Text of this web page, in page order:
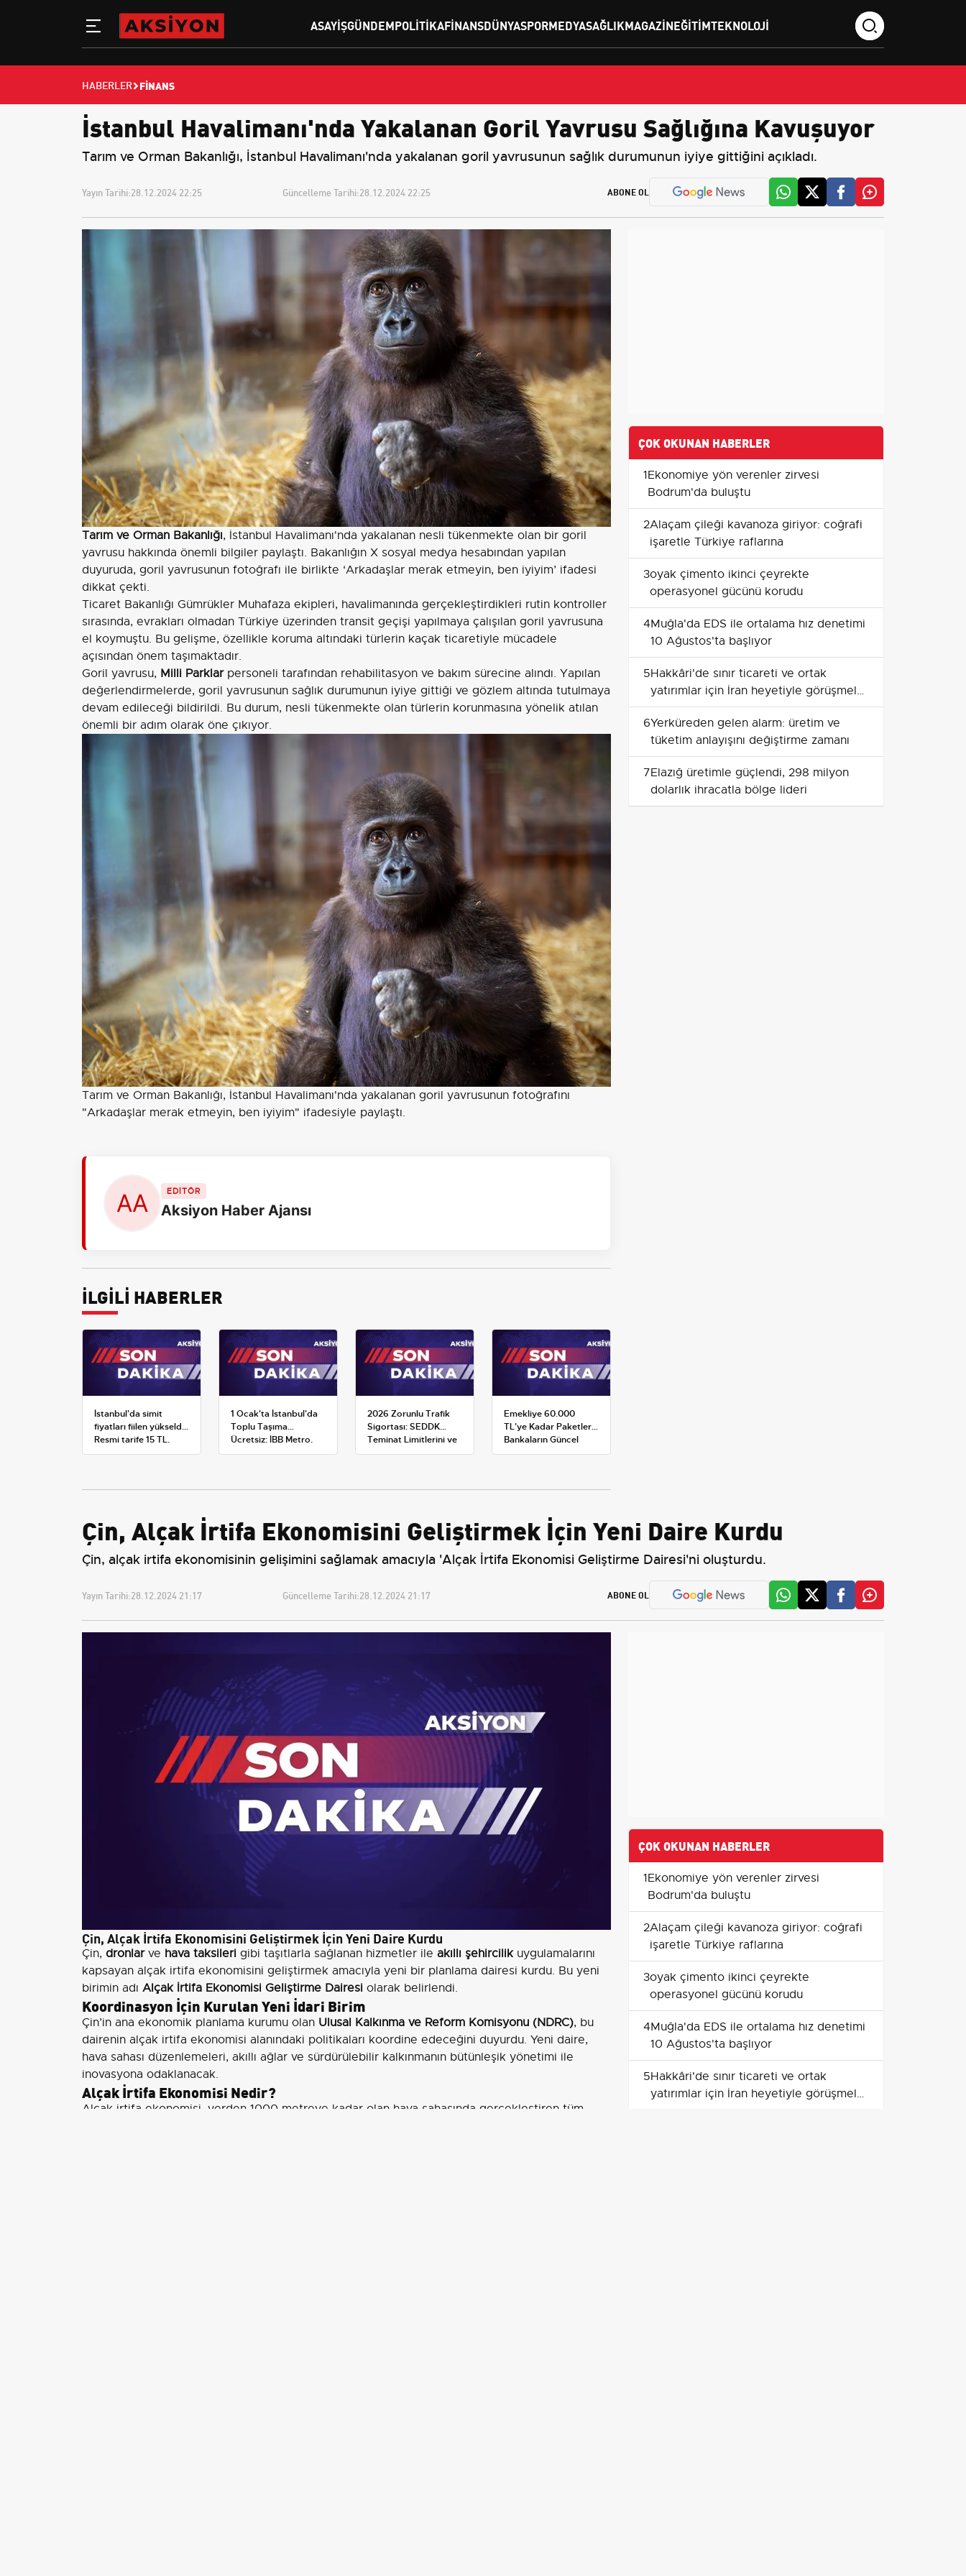
ASAYIŞGÜNDEMPOLITIKAFINANSDÜNYASPORMEDYASAĞLIKMAGAZINEĞITIMTEKNOLOJI
HABERLER FINANS
İstanbul Havalimanı'nda Yakalanan Goril Yavrusu Sağlığına Kavuşuyor
Tarım ve Orman Bakanlığı, İstanbul Havalimanı'nda yakalanan goril yavrusunun sağlık durumunun iyiye gittiğini açıkladı.
Yayın Tarihi:28.12.2024 22:25 Güncelleme Tarihi:28.12.2024 22:25 ABONE OL
Tarım ve Orman Bakanlığı, İstanbul Havalimanı'nda yakalanan nesli tükenmekte olan bir goril
yavrusu hakkında önemli bilgiler paylaştı. Bakanlığın X sosyal medya hesabından yapılan
duyuruda, goril yavrusunun fotoğrafı ile birlikte ‘Arkadaşlar merak etmeyin, ben iyiyim’ ifadesi
dikkat çekti.
Ticaret Bakanlığı Gümrükler Muhafaza ekipleri, havalimanında gerçekleştirdikleri rutin kontroller
sırasında, evrakları olmadan Türkiye üzerinden transit geçişi yapılmaya çalışılan goril yavrusuna
el koymuştu. Bu gelişme, özellikle koruma altındaki türlerin kaçak ticaretiyle mücadele
açısından önem taşımaktadır.
Goril yavrusu, Milli Parklarpersoneli tarafından rehabilitasyon ve bakım sürecine alındı. Yapılan
değerlendirmelerde, goril yavrusunun sağlık durumunun iyiye gittiği ve gözlem altında tutulmaya
devam edileceği bildirildi. Bu durum, nesli tükenmekte olan türlerin korunmasına yönelik atılan
önemli bir adım olarak öne çıkıyor.
Tarım ve Orman Bakanlığı, İstanbul Havalimanı'nda yakalanan goril yavrusunun fotoğrafını
"Arkadaşlar merak etmeyin, ben iyiyim" ifadesiyle paylaştı.
EDİTÖR
Aksiyon Haber Ajansı
İLGİLİ HABERLER
İstanbul'da simit
fiyatları fiilen yükseldi:
Resmi tarife 15 TL,
satışlar 20-25 TL'ye
1 Ocak'ta İstanbul'da
Toplu Taşıma
Ücretsiz: İBB Metro,
Metrobüs ve Otobüs
2026 Zorunlu Trafik
Sigortası: SEDDK
Teminat Limitlerini ve
Çoklu Araç Tarifesini
Emekliye 60.000
TL'ye Kadar Paketler:
Bankaların Güncel
Promosyon ve Ek
ÇOK OKUNAN HABERLER
1Ekonomiye yön verenler zirvesi
Bodrum'da buluştu
2Alaçam çileği kavanoza giriyor: coğrafi
işaretle Türkiye raflarına
3oyak çimento ikinci çeyrekte
operasyonel gücünü korudu
4Muğla'da EDS ile ortalama hız denetimi
10 Ağustos'ta başlıyor
5Hakkâri'de sınır ticareti ve ortak
yatırımlar için İran heyetiyle görüşmeler
yapıldı
6Yerküreden gelen alarm: üretim ve
tüketim anlayışını değiştirme zamanı
7Elazığ üretimle güçlendi, 298 milyon
dolarlık ihracatla bölge lideri
Çin, Alçak İrtifa Ekonomisini Geliştirmek İçin Yeni Daire Kurdu
Çin, alçak irtifa ekonomisinin gelişimini sağlamak amacıyla 'Alçak İrtifa Ekonomisi Geliştirme Dairesi'ni oluşturdu.
Yayın Tarihi:28.12.2024 21:17 Güncelleme Tarihi:28.12.2024 21:17 ABONE OL
Çin, Alçak İrtifa Ekonomisini Geliştirmek İçin Yeni Daire Kurdu
Çin, dronlarve hava taksileri gibi taşıtlarla sağlanan hizmetler ile akıllı şehircilikuygulamalarını
kapsayan alçak irtifa ekonomisini geliştirmek amacıyla yeni bir planlama dairesi kurdu. Bu yeni
birimin adı Alçak İrtifa Ekonomisi Geliştirme Dairesi olarak belirlendi.
Koordinasyon İçin Kurulan Yeni İdari Birim
Çin’in ana ekonomik planlama kurumu olan Ulusal Kalkınma ve Reform Komisyonu (NDRC), bu
dairenin alçak irtifa ekonomisi alanındaki politikaları koordine edeceğini duyurdu. Yeni daire,
hava sahası düzenlemeleri, akıllı ağlar ve sürdürülebilir kalkınmanın bütünleşik yönetimi ile
inovasyona odaklanacak.
Alçak İrtifa Ekonomisi Nedir?
Alçak irtifa ekonomisi, yerden 1000 metreye kadar olan hava sahasında gerçekleştiren tüm
ÇOK OKUNAN HABERLER
1Ekonomiye yön verenler zirvesi
Bodrum'da buluştu
2Alaçam çileği kavanoza giriyor: coğrafi
işaretle Türkiye raflarına
3oyak çimento ikinci çeyrekte
operasyonel gücünü korudu
4Muğla'da EDS ile ortalama hız denetimi
10 Ağustos'ta başlıyor
5Hakkâri'de sınır ticareti ve ortak
yatırımlar için İran heyetiyle görüşmeler